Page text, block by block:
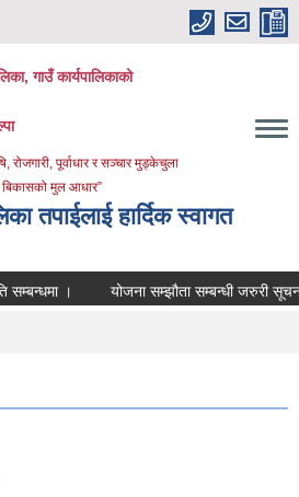
गाउँ कार्यपालिकाको
रोजगारी, पूर्वाधार र सञ्चार मुड्केचुला
बिकासको मुल आधार”
तपाईलाई हार्दिक स्वागत
। योजना सम्झौता सम्बन्धी जरुरी सूचना ।